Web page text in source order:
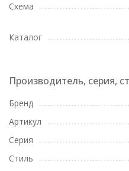
Схема
Каталог
Производитель, серия,
Бренд
Артикул
Серия
Стиль